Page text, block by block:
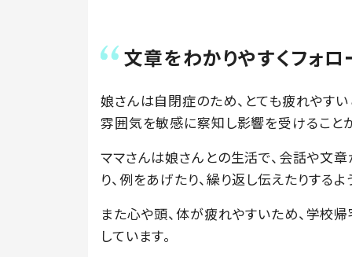
文章をわかりやすくフォロ
娘さんは自閉症のため、とても疲れやす
雰囲気を敏感に察知し影響を受けること
ママさんは娘さんとの生活で、会話や文
り、例をあげたり、繰り返し伝えたりする
また心や頭、体が疲れやすいため、学校
しています。